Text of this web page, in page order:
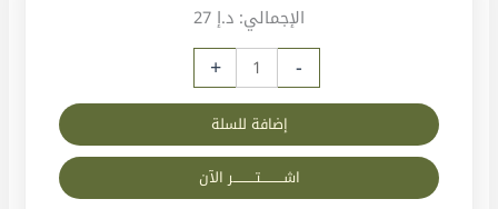
-
+
إضافة للسلة
اشــــــــــتــــــــــر الآن
الإجمالي: د.إ 27